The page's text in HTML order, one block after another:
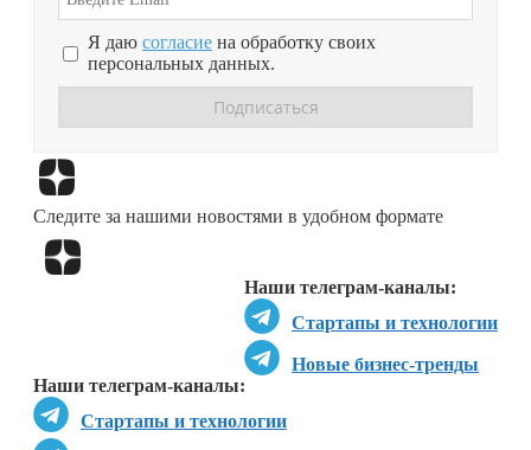
Я даю согласие на обработку своих
персональных данных.
Следите за нашими новостями в удобном формате
Наши телеграм-каналы:
Стартапы и технологии
Новые бизнес-тренды
Наши телеграм-каналы:
Стартапы и технологии